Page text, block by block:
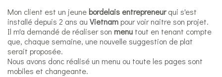
Mon client est un jeune bordelais entrepreneurqui s'est
installé depuis 2 ans au Vietnampour voir naitre son projet.
Il m'a demandé de réaliser son menu tout en tenant compte
que, chaque semaine, une nouvelle suggestion de plat
serait proposée.
Nous avons donc réalisé un menu ou toute les pages sont
mobiles et changeante.